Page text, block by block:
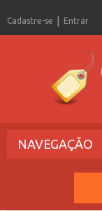
Cadastre-se Entrar
NAVEGAÇÃO